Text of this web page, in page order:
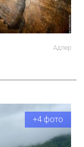
Адлер
+4 фото